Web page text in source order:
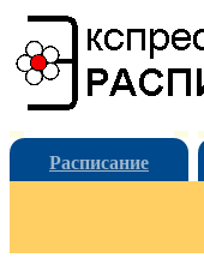
Расписание